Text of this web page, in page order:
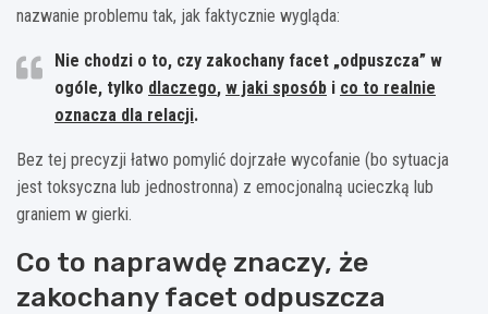
nazwanie problemu tak, jak faktycznie wygląda:
Nie chodzi o to, czy zakochany facet „odpuszcza” w
ogóle, tylko dlaczego, w jaki sposób i co to realnie
oznacza dla relacji.
Bez tej precyzji łatwo pomylić dojrzałe wycofanie (bo sytuacja
jest toksyczna lub jednostronna) z emocjonalną ucieczką lub
graniem w gierki.
Co to naprawdę znaczy, że
zakochany facet odpuszcza